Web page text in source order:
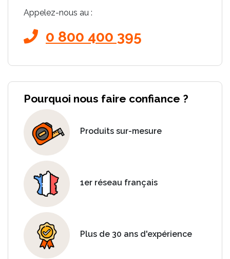
Appelez-nous au :
0 800 400 395
Pourquoi nous faire confiance ?
Produits sur-mesure
1er réseau français
Plus de 30 ans d'expérience